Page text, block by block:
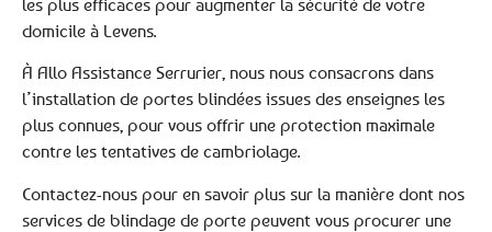
les plus efficaces pour augmenter la sécurité de votre
domicile à Levens.
À Allo Assistance Serrurier, nous nous consacrons dans
l’installation de portes blindées issues des enseignes les
plus connues, pour vous offrir une protection maximale
contre les tentatives de cambriolage.
Contactez-nous pour en savoir plus sur la manière dont nos
services de blindage de porte peuvent vous procurer une